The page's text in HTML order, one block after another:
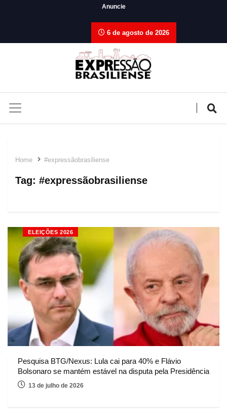
Anuncie
6 de agosto de 2026
Home #expressãobrasiliense
Tag: #expressãobrasiliense
ELEIÇÕES 2026
Pesquisa BTG/Nexus: Lula cai para 40% e Flávio
Bolsonaro se mantém estável na disputa pela Presidência
13 de julho de 2026